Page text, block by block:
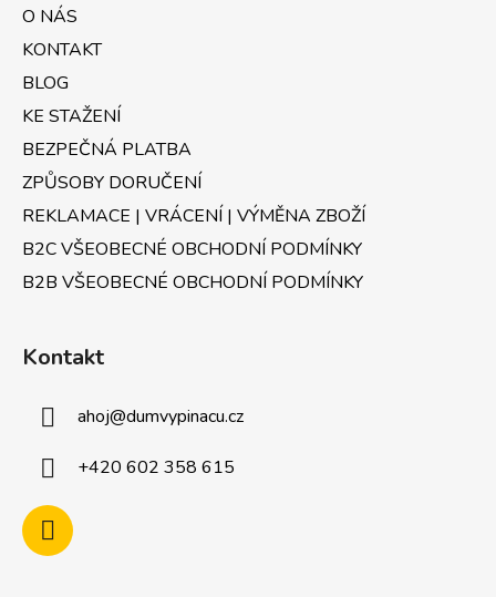
O NÁS
KONTAKT
BLOG
KE STAŽENÍ
BEZPEČNÁ PLATBA
ZPŮSOBY DORUČENÍ
REKLAMACE | VRÁCENÍ | VÝMĚNA ZBOŽÍ
B2C VŠEOBECNÉ OBCHODNÍ PODMÍNKY
B2B VŠEOBECNÉ OBCHODNÍ PODMÍNKY
Kontakt
ahoj@dumvypinacu.cz
+420 602 358 615